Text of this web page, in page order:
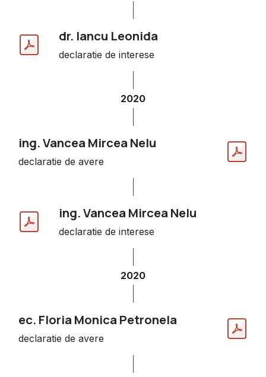
dr. Iancu Leonida
declaratie de interese
2020
ing. Vancea Mircea Nelu
declaratie de avere
ing. Vancea Mircea Nelu
declaratie de interese
2020
ec. Floria Monica Petronela
declaratie de avere